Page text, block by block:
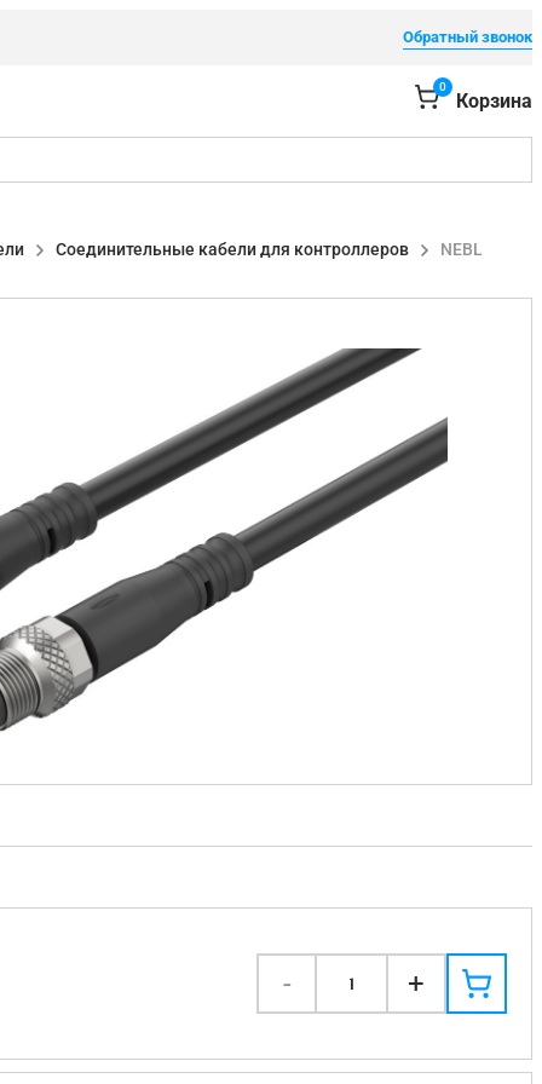
Обратный звонок
0
Корзина
Соединительные кабели для контроллеров NEBL
- 1 +